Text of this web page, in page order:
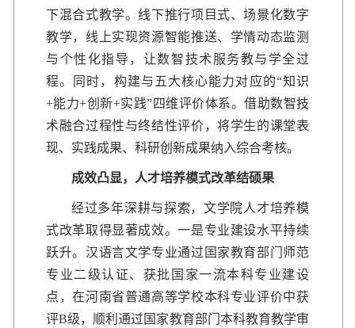
下混合式教学。线下推行项目式、场景化数字
教学，线上实现资源智能推送、学情动态监测
与个性化指导，让数智技术服务教与学全过
程。同时，构建与五大核心能力对应的“知识
+能力+创新+实践”四维评价体系。借助数智技
术融合过程性与终结性评价，将学生的课堂表
现、实践成果、科研创新成果纳入综合考核。
成效凸显，人才培养模式改革结硕果
经过多年深耕与探索，文学院人才培养模
式改革取得显著成效。一是专业建设水平持续
跃升。汉语言文学专业通过国家教育部门师范
专业二级认证、获批国家一流本科专业建设
点，在河南省普通高等学校本科专业评价中获
评B级，顺利通过国家教育部门本科教育教学审